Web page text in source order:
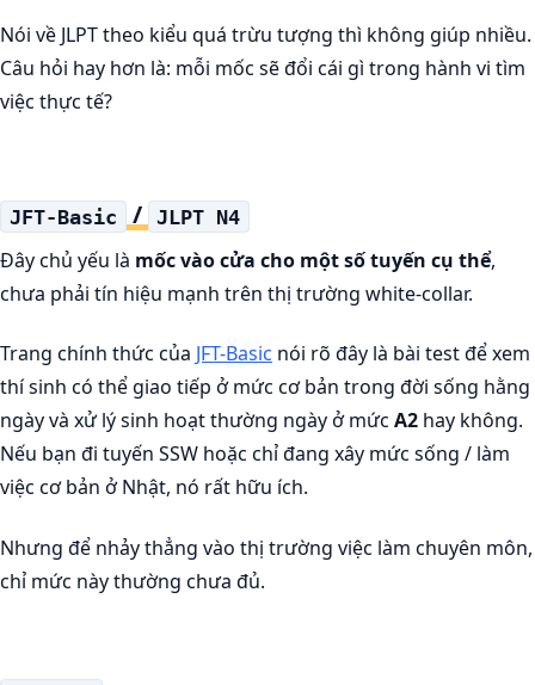
Nói về JLPT theo kiểu quá trừu tượng thì không giúp nhiều.
Câu hỏi hay hơn là: mỗi mốc sẽ đổi cái gì trong hành vi tìm
việc thực tế?
JFT-Basic / JLPT N4
Đây chủ yếu là mốc vào cửa cho một số tuyến cụ thể,
chưa phải tín hiệu mạnh trên thị trường white-collar.
Trang chính thức của JFT-Basic nói rõ đây là bài test để xem
thí sinh có thể giao tiếp ở mức cơ bản trong đời sống hằng
ngày và xử lý sinh hoạt thường ngày ở mức A2 hay không.
Nếu bạn đi tuyến SSW hoặc chỉ đang xây mức sống / làm
việc cơ bản ở Nhật, nó rất hữu ích.
Nhưng để nhảy thẳng vào thị trường việc làm chuyên môn,
chỉ mức này thường chưa đủ.